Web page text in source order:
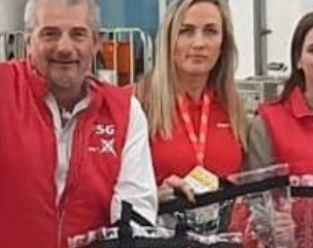
Zentralausschuss Aktuell
Archiv des Magazins des ZA
Ermäßigungen
Ermäßigte Angebote unserer Partner
Anträge & Formulare
Verzeichnis zum Download
Pensionisten
Aktuelles speziell für Pensionisten
Meine Mitgliedschaft
Hast du eine Frage zur Mitgliedschaft?
Mitglied werden
Online Formular der gpf